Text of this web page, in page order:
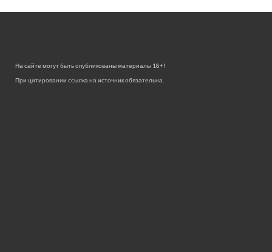
На сайте могут быть опубликованы материалы 18+!
При цитировании ссылка на источник обязательна.